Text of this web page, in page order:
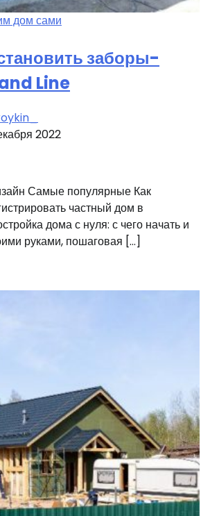
дом сами
заборы-
Line
2022
Самые популярные Как
частный дом в
дома с нуля: с чего начать и
руками, пошаговая […]